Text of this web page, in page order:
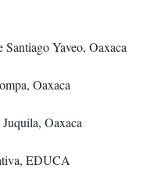
Yaveo, Oaxaca
Oaxaca
Oaxaca
EDUCA